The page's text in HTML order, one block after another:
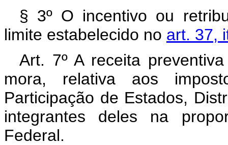
§ 3º O incentivo ou
limite estabelecido no art. 37,
Art. 7º A receita
mora, relativa aos
Participação de Estados,
integrantes deles na
Federal.